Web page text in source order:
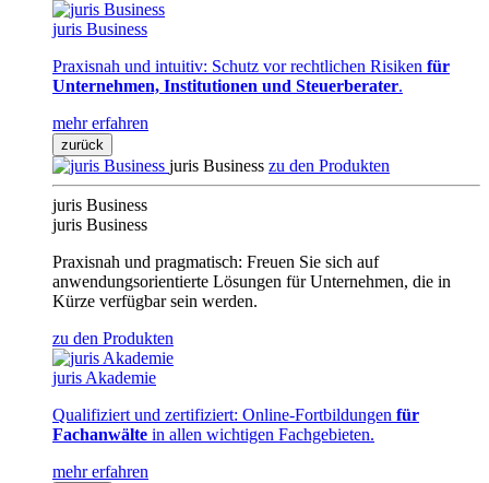
juris Business
Praxisnah und intuitiv: Schutz vor rechtlichen Risiken für
Unternehmen, Institutionen und Steuerberater.
mehr erfahren
zurück
juris Business zu den Produkten
juris Business
juris Business
Praxisnah und pragmatisch: Freuen Sie sich auf
anwendungsorientierte Lösungen für Unternehmen, die in
Kürze verfügbar sein werden.
zu den Produkten
juris Akademie
Qualifiziert und zertifiziert: Online-Fortbildungen für
Fachanwälte in allen wichtigen Fachgebieten.
mehr erfahren